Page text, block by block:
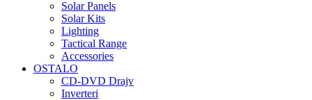
Solar Panels
Solar Kits
Lighting
Tactical Range
Accessories
OSTALO
CD-DVD Drajv
Inverteri